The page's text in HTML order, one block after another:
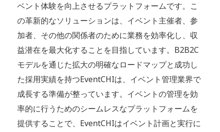
ベント体験を向上させるプラットフォームです。こ
の革新的なソリューションは、イベント主催者、参
加者、その他の関係者のために業務を効率化し、収
益潜在を最大化することを目指しています。B2B2C
モデルを通じた拡大の明確なロードマップと成功し
た採用実績を持つEventCHIは、イベント管理業界で
成長する準備が整っています。イベントの管理を効
率的に行うためのシームレスなプラットフォームを
提供することで、EventCHIはイベント計画と実行に